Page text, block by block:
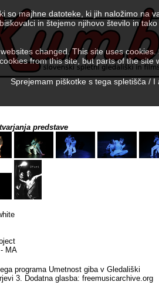
predstave
MA
programa Umetnost giba v Gledališki
3. Dodatna glasba: freemusicarchive.org
so majhne datoteke, ki jih naložimo
in štejemo njihovo število in
changed. This site uses
from this site, but parts of the
Sprejemam piškotke s tega spletišča /